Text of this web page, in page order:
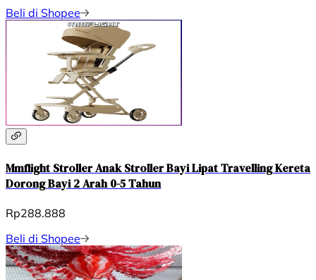
Beli di Shopee
Mmflight Stroller Anak Stroller Bayi Lipat Travelling Kereta
Dorong Bayi 2 Arah 0-5 Tahun
Rp288.888
Beli di Shopee